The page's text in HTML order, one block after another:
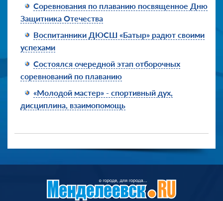
Соревнования по плаванию посвященное Дню
Защитника Отечества
Воспитанники ДЮСШ «Батыр» радют своими
успехами
Состоялся очередной этап отборочных
соревнований по плаванию
«Молодой мастер» - спортивный дух,
дисциплина, взаимопомощь